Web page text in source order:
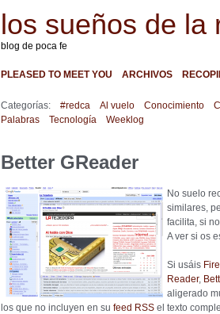
los sueños de la
blog de poca fe
PLEASED TO MEET YOU ARCHIVOS
Categorías: #redca Al vuelo Conocimiento
Palabras
Tecnología Weeklog
Better GReader
No suelo
similares,
facilita, si
A ver si os
Si usáis
Reader,
aligerado
los que no incluyen en su feed RSS el texto